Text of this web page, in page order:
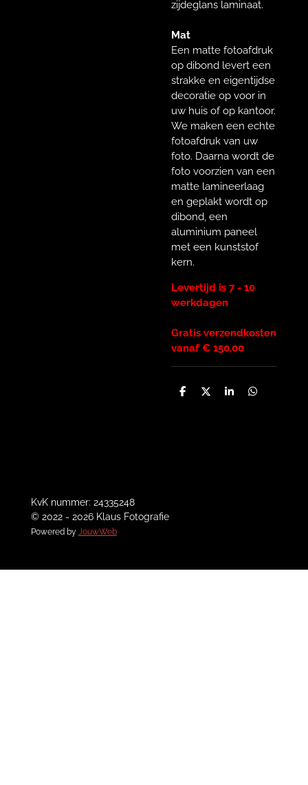
zijdeglans laminaat.
Mat
Een matte fotoafdruk
op dibond levert een
strakke en eigentijdse
decoratie op voor in
uw huis of op kantoor.
We maken een echte
fotoafdruk van uw
foto. Daarna wordt de
foto voorzien van een
matte lamineerlaag
en geplakt wordt op
dibond, een
aluminium paneel
met een kunststof
kern.
Levertijd is 7 - 10
werkdagen
Gratis verzendkosten
vanaf € 150,00
D
D
S
D
KvK nummer: 24335248
© 2022 - 2026 Klaus Fotografie
Powered by JouwWeb